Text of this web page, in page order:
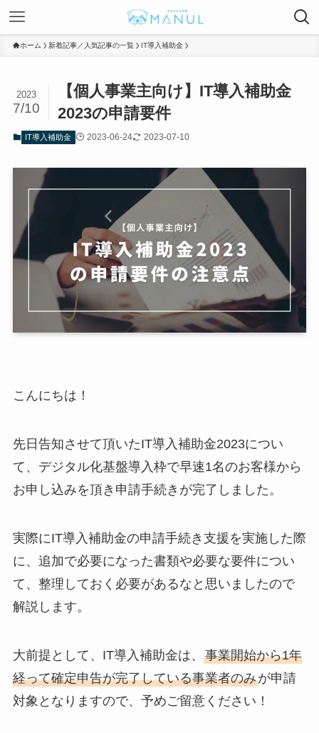
ホーム 新着記事／人気記事の一覧 IT導入補助金
【個人事業主向け】IT導入補助金
2023の申請要件
2023
7/10
IT導入補助金 2023-06-24 2023-07-10
こんにちは！
先日告知させて頂いたIT導入補助金2023につい
て、デジタル化基盤導入枠で早速1名のお客様から
お申し込みを頂き申請手続きが完了しました。
実際にIT導入補助金の申請手続き支援を実施した際
に、追加で必要になった書類や必要な要件につい
て、整理しておく必要があるなと思いましたので
解説します。
大前提として、IT導入補助金は、 事業開始から1年
経って確定申告が完了している事業者のみが申請
対象となりますので、予めご留意ください！